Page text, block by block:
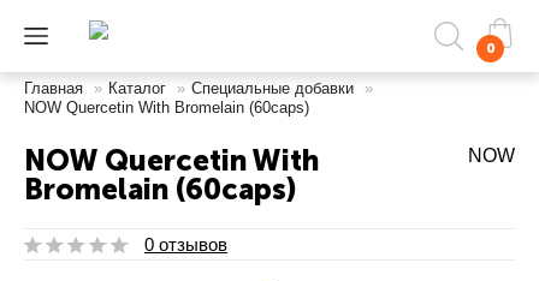
0
Главная » Каталог » Специальные добавки
»
NOW Quercetin With Bromelain (60caps)
NOW Quercetin With
Bromelain (60caps)
NOW
0 отзывов